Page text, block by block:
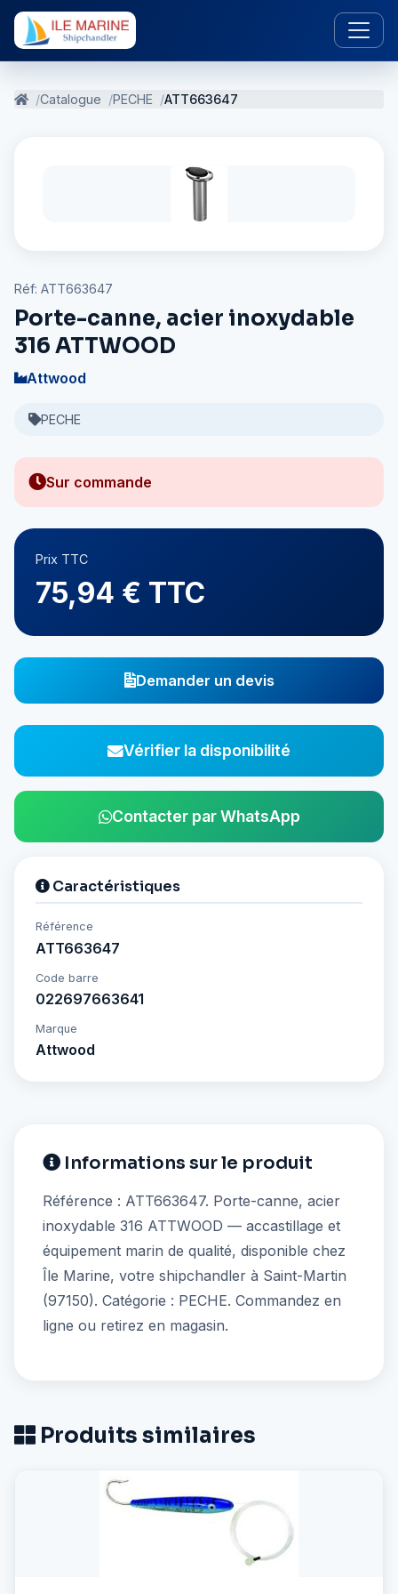
Catalogue PECHE ATT663647
Réf: ATT663647
Porte-canne, acier inoxydable
316 ATTWOOD
Attwood
PECHE
Sur commande
Prix TTC
75,94 € TTC
Demander un devis
Vérifier la disponibilité
Contacter par WhatsApp
Caractéristiques
Référence
ATT663647
Code barre
022697663641
Marque
Attwood
Informations sur le produit
Référence : ATT663647. Porte-canne, acier
inoxydable 316 ATTWOOD — accastillage et
équipement marin de qualité, disponible chez
Île Marine, votre shipchandler à Saint-Martin
(97150). Catégorie : PECHE. Commandez en
ligne ou retirez en magasin.
Produits similaires